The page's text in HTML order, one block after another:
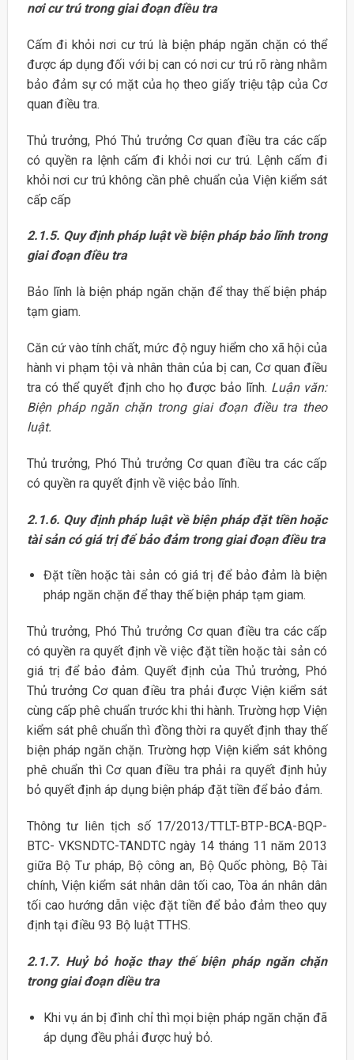
nơi cư trú trong giai đoạn điều tra
Cấm đi khỏi nơi cư trú là biện pháp ngăn chặn có thể
được áp dụng đối với bị can có nơi cư trú rõ ràng nhằm
bảo đảm sự có mặt của họ theo giấy triệu tập của Cơ
quan điều tra.
Thủ trưởng, Phó Thủ trưởng Cơ quan điều tra các cấp
có quyền ra lệnh cấm đi khỏi nơi cư trú. Lệnh cấm đi
khỏi nơi cư trú không cần phê chuẩn của Viện kiểm sát
cấp cấp
2.1.5. Quy định pháp luật về biện pháp bảo lĩnh trong
giai đoạn điều tra
Bảo lĩnh là biện pháp ngăn chặn để thay thế biện pháp
tạm giam.
Căn cứ vào tính chất, mức độ nguy hiểm cho xã hội của
hành vi phạm tội và nhân thân của bị can, Cơ quan điều
tra có thể quyết định cho họ được bảo lĩnh. Luận văn:
Biện pháp ngăn chặn trong giai đoạn điều tra theo
luật.
Thủ trưởng, Phó Thủ trưởng Cơ quan điều tra các cấp
có quyền ra quyết định về việc bảo lĩnh.
2.1.6. Quy định pháp luật về biện pháp đặt tiền hoặc
tài sản có giá trị để bảo đảm trong giai đoạn điều tra
Đặt tiền hoặc tài sản có giá trị để bảo đảm là biện
pháp ngăn chặn để thay thế biện pháp tạm giam.
Thủ trưởng, Phó Thủ trưởng Cơ quan điều tra các cấp
có quyền ra quyết định về việc đặt tiền hoặc tài sản có
giá trị để bảo đảm. Quyết định của Thủ trưởng, Phó
Thủ trưởng Cơ quan điều tra phải được Viện kiểm sát
cùng cấp phê chuẩn trước khi thi hành. Trường hợp Viện
kiểm sát phê chuẩn thì đồng thời ra quyết định thay thế
biện pháp ngăn chặn. Trường hợp Viện kiểm sát không
phê chuẩn thì Cơ quan điều tra phải ra quyết định hủy
bỏ quyết định áp dụng biện pháp đặt tiền để bảo đảm.
Thông tư liên tịch số 17/2013/TTLT-BTP-BCA-BQP-
BTC- VKSNDTC-TANDTC ngày 14 tháng 11 năm 2013
giữa Bộ Tư pháp, Bộ công an, Bộ Quốc phòng, Bộ Tài
chính, Viện kiểm sát nhân dân tối cao, Tòa án nhân dân
tối cao hướng dẫn việc đặt tiền để bảo đảm theo quy
định tại điều 93 Bộ luật TTHS.
2.1.7. Huỷ bỏ hoặc thay thế biện pháp ngăn chặn
trong giai đoạn diều tra
Khi vụ án bị đình chỉ thì mọi biện pháp ngăn chặn đã
áp dụng đều phải được huỷ bỏ.